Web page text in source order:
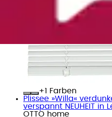
+
Farben
Plissee »Willa«
verspannt NEUHEIT in
OTTO home